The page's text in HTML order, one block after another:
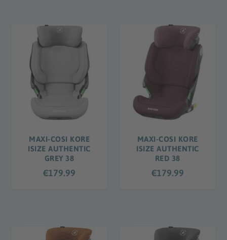
MAXI-COSI KORE
ISIZE AUTHENTIC
GREY 38
€179.99
MAXI-COSI KORE
ISIZE AUTHENTIC
RED 38
€179.99